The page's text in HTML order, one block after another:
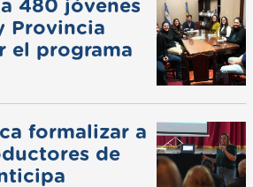
480 jóvenes
Provincia
el programa
formalizar a
de